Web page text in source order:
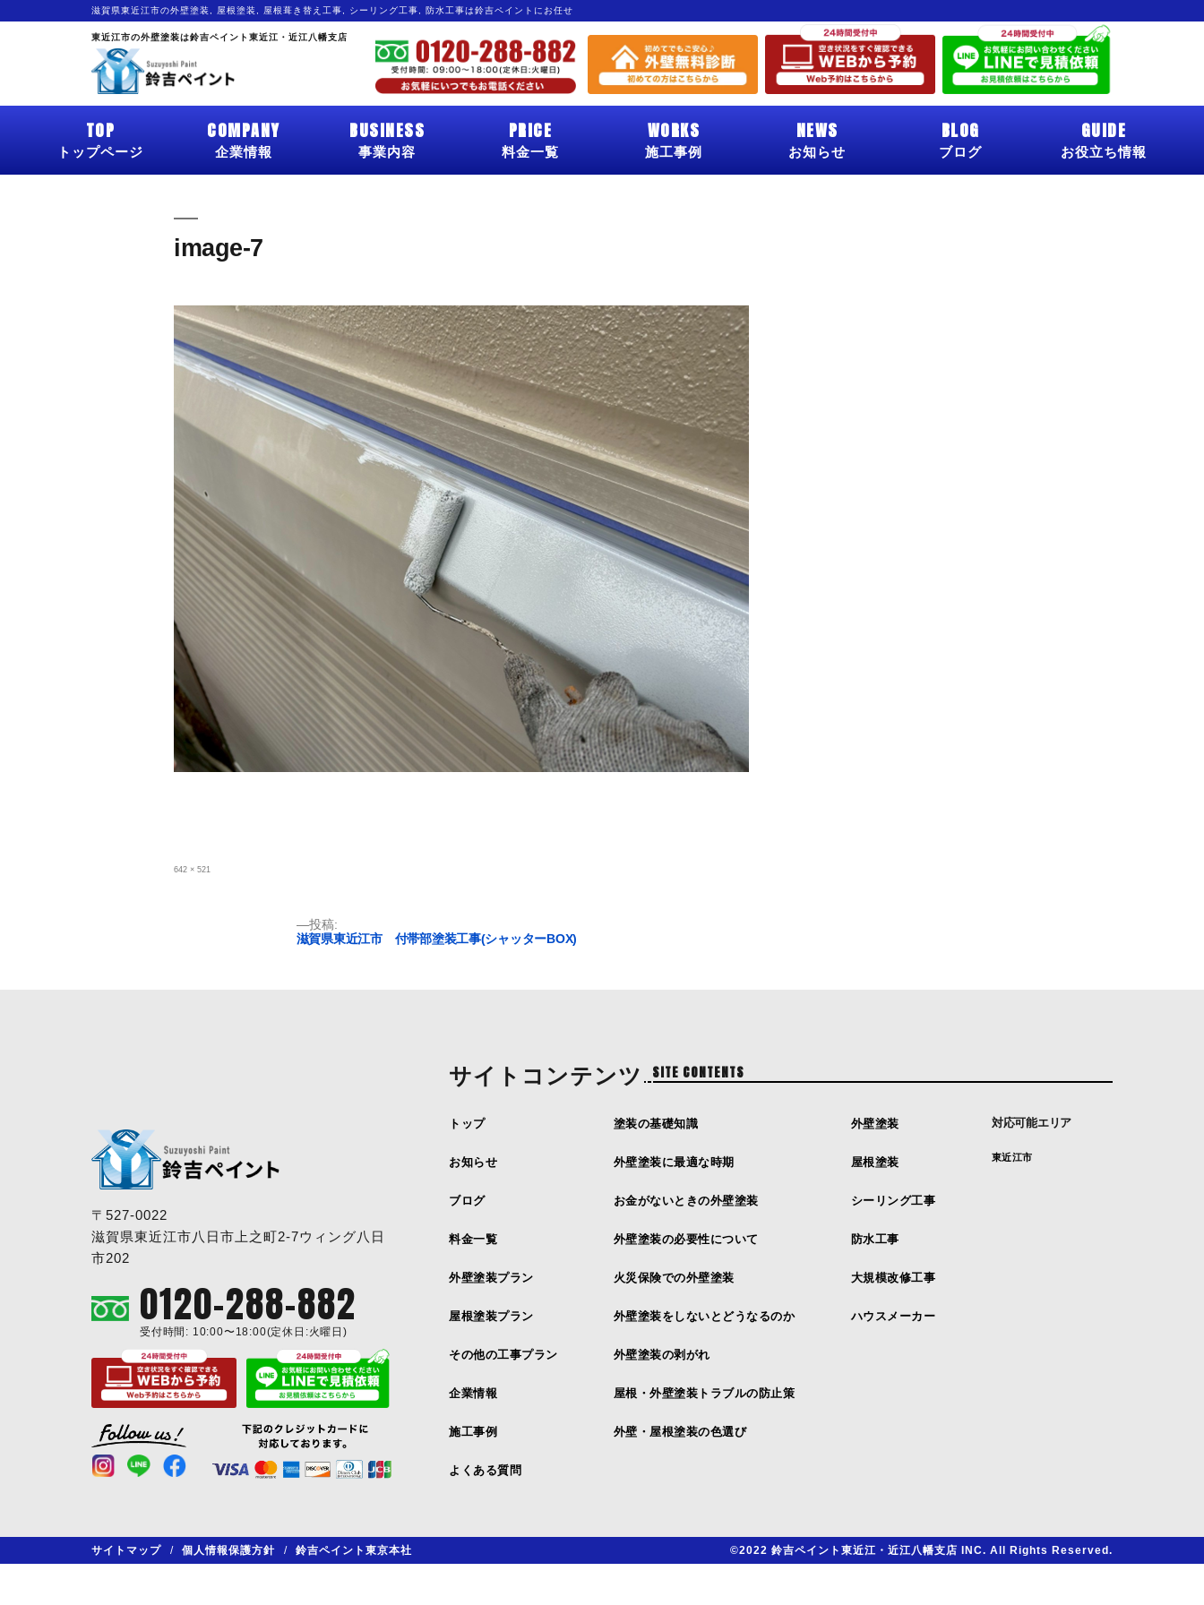
滋賀県東近江市の外壁塗装, 屋根塗装, 屋根葺き替え工事, シーリング工事, 防水工事は鈴吉ペイントにお任せ
東近江市の外壁塗装は鈴吉ペイント東近江・近江八幡支店
TOP
トップページ
COMPANY
企業情報
BUSINESS
事業内容
PRICE
料金一覧
WORKS
施工事例
NEWS
お知らせ
BLOG
ブログ
GUIDE
お役立ち情報
image-7
フ
642 × 521
投稿:
滋賀県東近江市 付帯部塗装工事(シャッターBOX)
〒527-0022
滋賀県東近江市八日市上之町2-7ウィング八日
市202
0120-288-882
受付時間: 10:00〜18:00(定休日:火曜日)
サイトコンテンツ SITE CONTENTS
トップ
お知らせ
ブログ
料金一覧
外壁塗装プラン
屋根塗装プラン
その他の工事プラン
企業情報
施工事例
よくある質問
塗装の基礎知識
外壁塗装に最適な時期
お金がないときの外壁塗装
外壁塗装の必要性について
火災保険での外壁塗装
外壁塗装をしないとどうなるのか
外壁塗装の剥がれ
屋根・外壁塗装トラブルの防止策
外壁・屋根塗装の色選び
外壁塗装
屋根塗装
シーリング工事
防水工事
大規模改修工事
ハウスメーカー
対応可能エリア
東近江市
サイトマップ / 個人情報保護方針 / 鈴吉ペイント東京本社 ©2022 鈴吉ペイント東近江・近江八幡支店 INC. All Rights Reserved.